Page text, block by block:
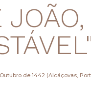
de 1442 (Alcáçovas,